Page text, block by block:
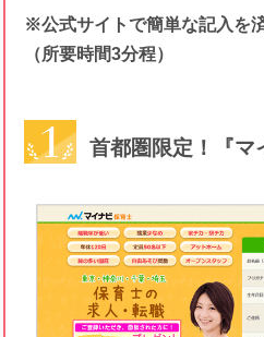
※公式サイトで簡単な記入を
（所要時間3分程）
首都圏限定！『マ